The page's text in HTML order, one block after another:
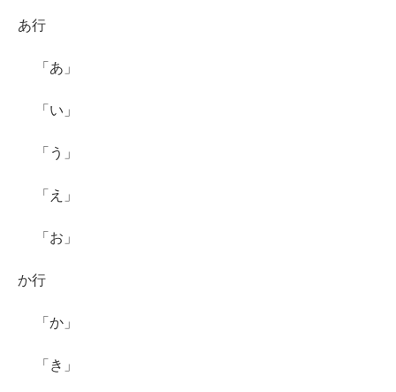
あ行
「あ」
「い」
「う」
「え」
「お」
か行
「か」
「き」